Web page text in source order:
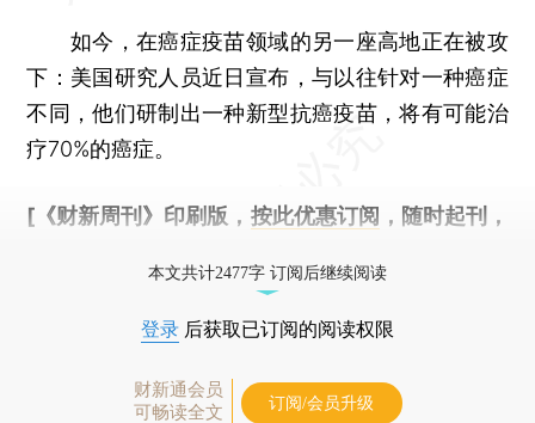
如今，在癌症疫苗领域的另一座高地正在被攻
下：美国研究人员近日宣布，与以往针对一种癌症
不同，他们研制出一种新型抗癌疫苗，将有可能治
疗70%的癌症。
[《财新周刊》印刷版， 按此优惠订阅 ，随时起刊，
本文共计2477字 订阅后继续阅读
登录 后获取已订阅的阅读权限
财新通会员
可畅读全文
订阅/会员升级